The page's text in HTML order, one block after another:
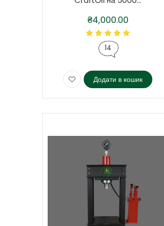
₴4,000.00
14
Додати в кошик